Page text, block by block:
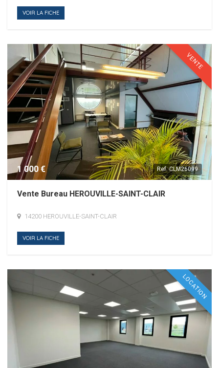
VOIR LA FICHE
VENTE
1 000 € Ref. CLM26099
Vente Bureau HEROUVILLE-SAINT-CLAIR
14200 HEROUVILLE-SAINT-CLAIR
VOIR LA FICHE
LOCATION